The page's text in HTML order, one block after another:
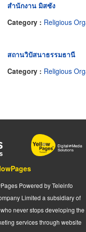
สำนักงาน มิสซัง
Category : Religious
สถานวิปัสนาธรรมธานี
Category : Religious
Powered by Teleinfo
Limited a subsidiary of
never stops developing the
services through website